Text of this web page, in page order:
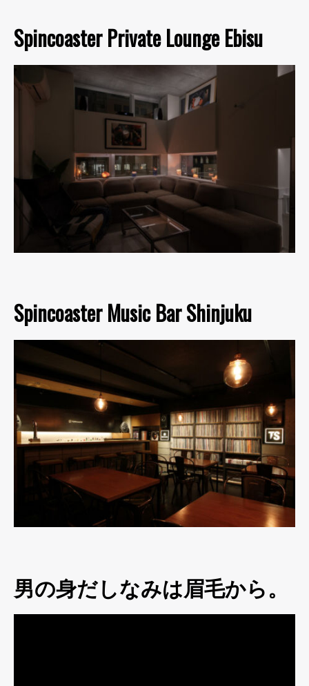
Spincoaster Private Lounge Ebisu
Spincoaster Music Bar Shinjuku
男の身だしなみは眉毛から。